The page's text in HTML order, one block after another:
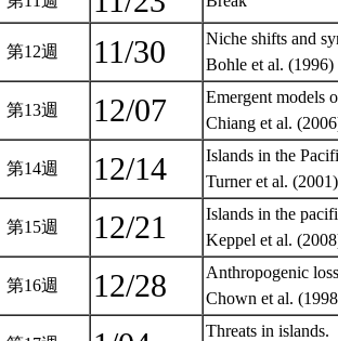
第12週 11/30
Niche shifts and
Bohle et al.
第13週 12/07
Emergent models
Chiang et al.
第14週 12/14
Islands in the
Turner et al.
第15週 12/21
Islands in the
Keppel et al.
第16週 12/28
Anthropogenic
Chown et al.
Threats in islands.